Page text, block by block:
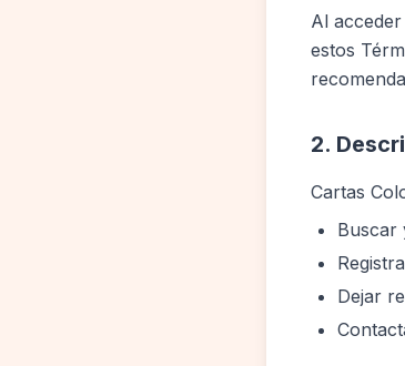
Al
estos
2.
Cartas
Buscar
Dejar